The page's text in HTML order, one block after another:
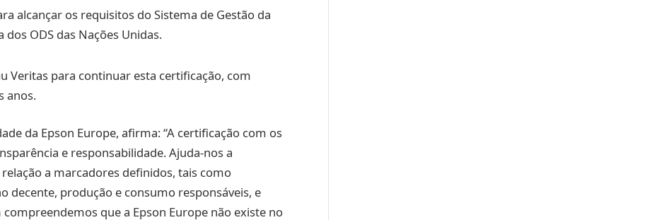
alcançar os requisitos do Sistema de Gestão da
ODS das Nações Unidas.
Veritas para continuar esta certificação, com
anos.
da Epson Europe, afirma: “A certificação com os
e responsabilidade. Ajuda-nos a
a marcadores definidos, tais como
decente, produção e consumo responsáveis, e
que a Epson Europe não existe no